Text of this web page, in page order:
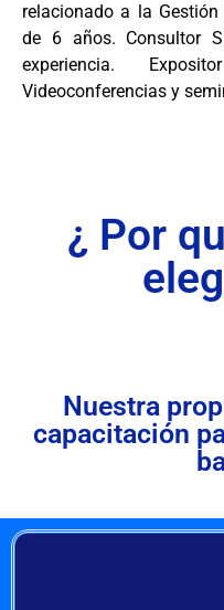
relacionado a la
de 6 años. Consultor
experiencia.
Videoconferencias y
¿ Por
Nuestra
capacitación